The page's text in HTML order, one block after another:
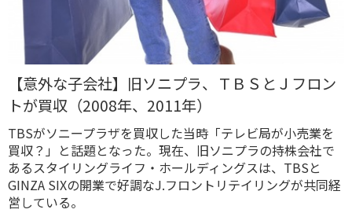
【意外な子会社】旧ソニプラ、ＴＢＳとＪフロン
トが買収（2008年、2011年）
TBSがソニープラザを買収した当時「テレビ局が小売業を
買収？」と話題となった。現在、旧ソニプラの持株会社で
あるスタイリングライフ・ホールディングスは、TBSと
GINZA SIXの開業で好調なJ.フロントリテイリングが共同経
営している。